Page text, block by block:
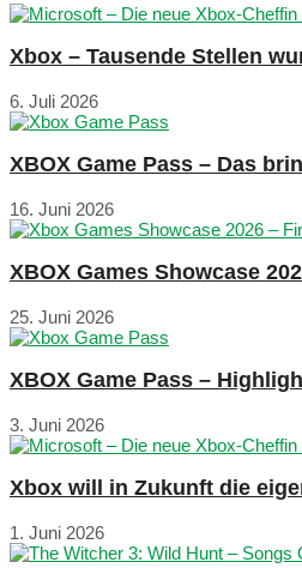
Xbox – Tausende Stellen
6. Juli 2026
XBOX Game Pass – Das
16. Juni 2026
XBOX Games Showcase
25. Juni 2026
XBOX Game Pass –
3. Juni 2026
Xbox will in Zukunft die
1. Juni 2026